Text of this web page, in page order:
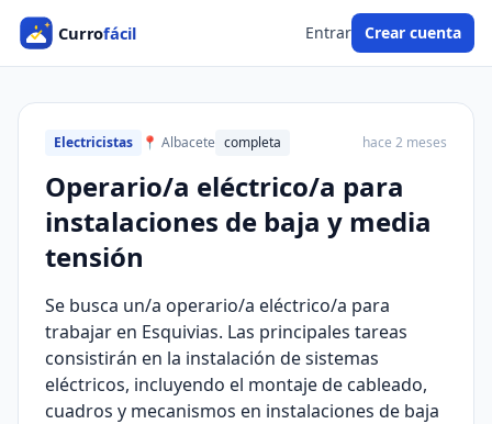
Entrar Crear cuenta
Electricistas 📍 Albacete completa hace 2 meses
Operario/a eléctrico/a para
instalaciones de baja y media
tensión
Se busca un/a operario/a eléctrico/a para
trabajar en Esquivias. Las principales tareas
consistirán en la instalación de sistemas
eléctricos, incluyendo el montaje de cableado,
cuadros y mecanismos en instalaciones de baja